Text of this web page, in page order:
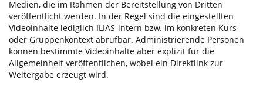
Medien, die im Rahmen der Bereitstellung von Dritten
veröffentlicht werden. In der Regel sind die eingestellten
Videoinhalte lediglich ILIAS-intern bzw. im konkreten Kurs-
oder Gruppenkontext abrufbar. Administrierende Personen
können bestimmte Videoinhalte aber explizit für die
Allgemeinheit veröffentlichen, wobei ein Direktlink zur
Weitergabe erzeugt wird.